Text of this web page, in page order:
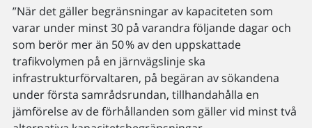
”När det gäller begränsningar av kapaciteten som
varar under minst 30 på varandra följande dagar och
som berör mer än 50 % av den uppskattade
trafikvolymen på en järnvägslinje ska
infrastrukturförvaltaren, på begäran av sökandena
under första samrådsrundan, tillhandahålla en
jämförelse av de förhållanden som gäller vid minst två